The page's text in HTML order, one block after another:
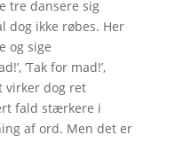
tre dansere sig
dog ikke røbes. Her
og sige
’Tak for mad!’,
virker dog ret
fald stærkere i
af ord. Men det er